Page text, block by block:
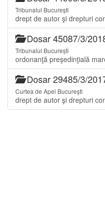
Tribunalul București
drept de autor şi drepturi
Dosar 45087/3/
Tribunalul București
ordonanţă preşedinţială
Dosar 29485/3/
Curtea de Apel București
drept de autor şi drepturi